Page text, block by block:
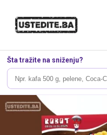
Šta tražite na sniženju?